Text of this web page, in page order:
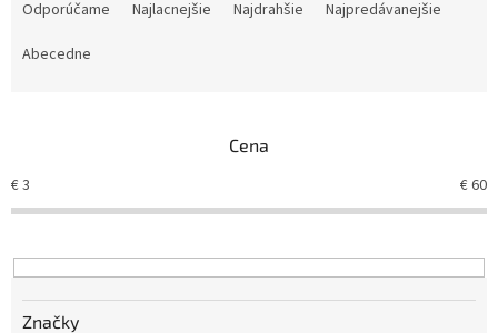
r
o
u
k
Odporúčame Najlacnejšie Najdrahšie
Najpredávanejšie
Abecedne
Cena
€3 €60
Značky